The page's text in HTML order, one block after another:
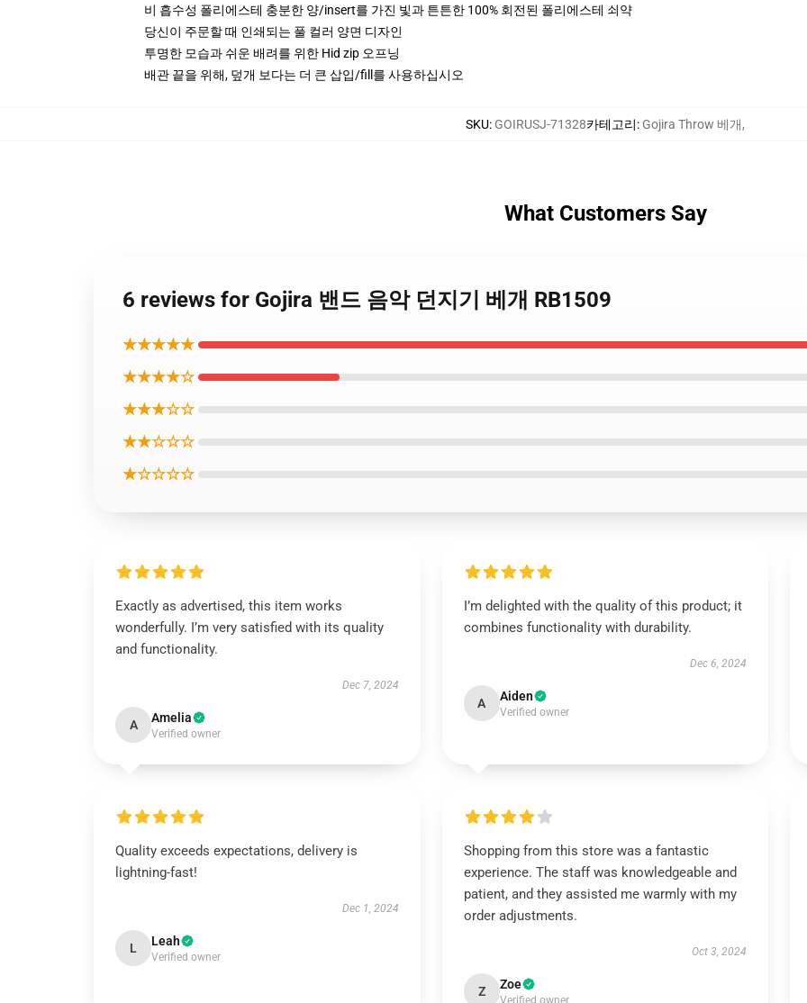
비 흡수성 폴리에스테 충분한 양/insert를 가진 빛과 튼튼한 100% 회전된 폴리에스테 쇠약
당신이 주문할 때 인쇄되는 풀 컬러 양면 디자인
투명한 모습과 쉬운 배려를 위한 Hid zip 오프닝
배관 끝을 위해, 덮개 보다는 더 큰 삽입/fill를 사용하십시오
SKU: GOIRUSJ-71328카테고리: Gojira Throw 베개,
What Customers Say
6 reviews for Gojira 밴드 음악 던지기 베개 RB1509
★★★★★
★★★★☆
★★★☆☆
★★☆☆☆
★☆☆☆☆
Exactly as advertised, this item works
wonderfully. I’m very satisfied with its quality
and functionality.
Dec 7, 2024
A Amelia
Verified owner
I’m delighted with the quality of this product; it
combines functionality with durability.
Dec 6, 2024
A Aiden
Verified owner
Quality exceeds expectations, delivery is
lightning-fast!
Dec 1, 2024
L Leah
Verified owner
Shopping from this store was a fantastic
experience. The staff was knowledgeable and
patient, and they assisted me warmly with my
order adjustments.
Oct 3, 2024
Z Zoe
Verified owner